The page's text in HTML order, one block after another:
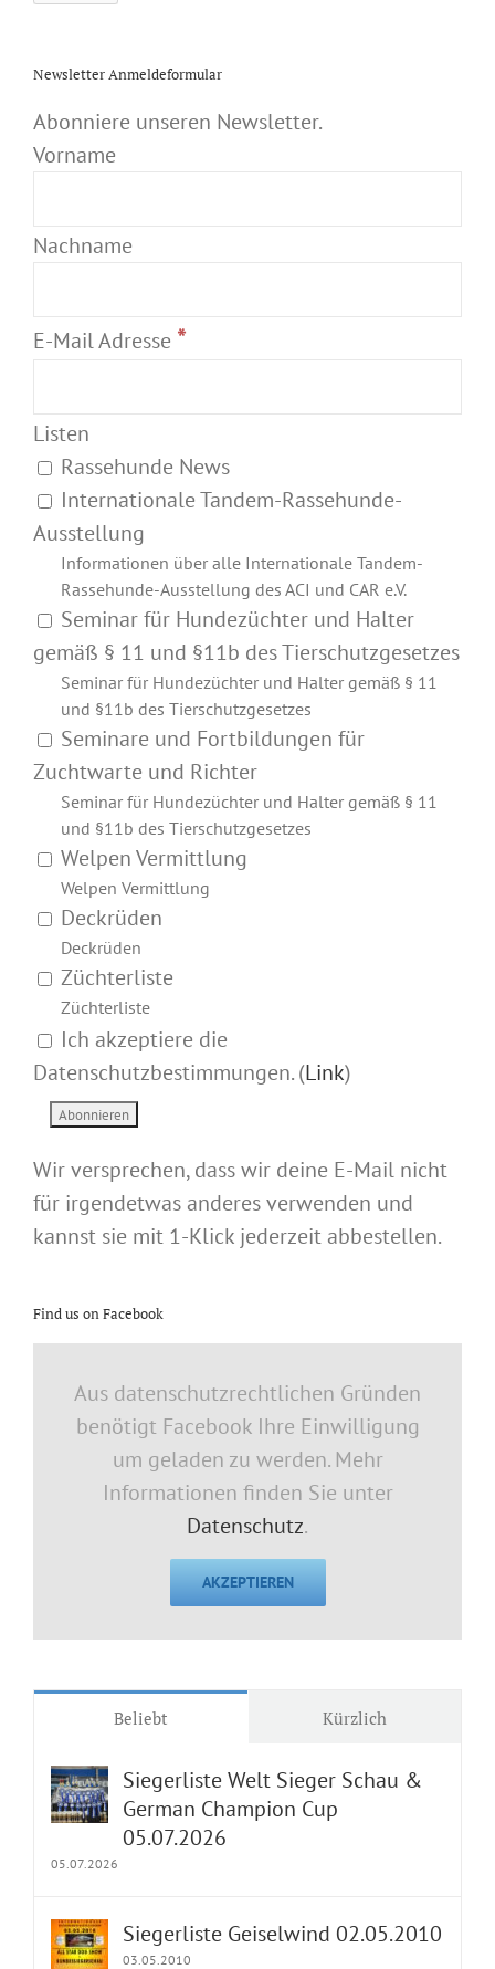
Newsletter Anmeldeformular
Abonniere unseren Newsletter.
Vorname
Nachname
E-Mail Adresse *
Listen
Rassehunde News
Internationale Tandem-Rassehunde-
Ausstellung
Informationen über alle Internationale Tandem-
Rassehunde-Ausstellung des ACI und CAR e.V.
Seminar für Hundezüchter und Halter
gemäß § 11 und §11b des Tierschutzgesetzes
Seminar für Hundezüchter und Halter gemäß § 11
und §11b des Tierschutzgesetzes
Seminare und Fortbildungen für
Zuchtwarte und Richter
Seminar für Hundezüchter und Halter gemäß § 11
und §11b des Tierschutzgesetzes
Welpen Vermittlung
Welpen Vermittlung
Deckrüden
Deckrüden
Züchterliste
Züchterliste
Ich akzeptiere die
Datenschutzbestimmungen. (Link)
Wir versprechen, dass wir deine E-Mail nicht
für irgendetwas anderes verwenden und
kannst sie mit 1-Klick jederzeit abbestellen.
Find us on Facebook
Aus datenschutzrechtlichen Gründen
benötigt Facebook Ihre Einwilligung
um geladen zu werden. Mehr
Informationen finden Sie unter
Datenschutz.
AKZEPTIEREN
Beliebt Kürzlich
Siegerliste Welt Sieger Schau &
German Champion Cup
05.07.2026
05.07.2026
Siegerliste Geiselwind 02.05.2010
03.05.2010